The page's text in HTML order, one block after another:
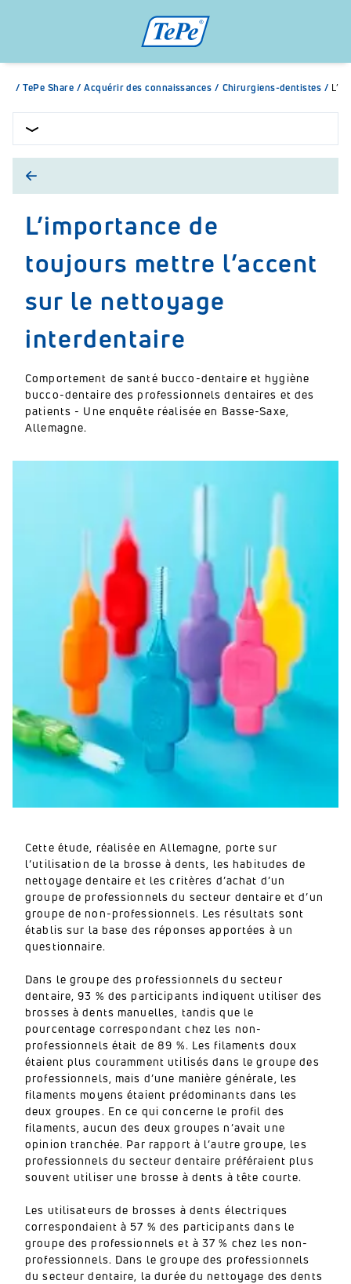
/ TePe Share / Acquérir des connaissances / Chirurgiens-dentistes /
L’importance de
toujours mettre l’accent
sur le nettoyage
interdentaire
Comportement de santé bucco-dentaire et hygiène
bucco-dentaire des professionnels dentaires et des
patients - Une enquête réalisée en Basse-Saxe,
Allemagne.
Cette étude, réalisée en Allemagne, porte sur
l’utilisation de la brosse à dents, les habitudes de
nettoyage dentaire et les critères d’achat d’un
groupe de professionnels du secteur dentaire et d’un
groupe de non-professionnels. Les résultats sont
établis sur la base des réponses apportées à un
questionnaire.
Dans le groupe des professionnels du secteur
dentaire, 93 % des participants indiquent utiliser des
brosses à dents manuelles, tandis que le
pourcentage correspondant chez les non-
professionnels était de 89 %. Les filaments doux
étaient plus couramment utilisés dans le groupe des
professionnels, mais d’une manière générale, les
filaments moyens étaient prédominants dans les
deux groupes. En ce qui concerne le profil des
filaments, aucun des deux groupes n’avait une
opinion tranchée. Par rapport à l’autre groupe, les
professionnels du secteur dentaire préféraient plus
souvent utiliser une brosse à dents à tête courte.
Les utilisateurs de brosses à dents électriques
correspondaient à 57 % des participants dans le
groupe des professionnels et à 37 % chez les non-
professionnels. Dans le groupe des professionnels
du secteur dentaire, la durée du nettoyage des dents